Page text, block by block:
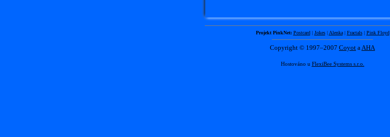
Projekt PinkNet: Postcard| Jokes| Alenka| Fractals| Pink Floyd
Copyright © 1997–2007 Coyot aAHA
Hostováno u FlexiBee Systems s.r.o.